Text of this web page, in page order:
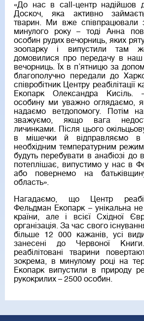
«До нас в call-центр надійшов
Доскоч, яка активно
тварин. Ми вже
минулого року – тоді Анна
особин рудих вечорниць, яких
зоопарку і випустили там
домовилися про передачу в
вечорниць. Їх в п’ятницю за
благополучно передали до
співробітник Центру реабілітації
Екопарк Олександра
особину ми уважно оглядаємо,
надаємо ветдопомогу. Потім
зважуємо, якщо вага
личинками. Після цього
в мішечки й відправляємо в
необхідним температурним
будуть перебувати в анабіозі до
потеплішає, випустимо у нас в
або повернемо на
область».
Нагадаємо, що Центр
Фельдман Екопарк – унікальна
країни, але і всієї Східної
організація. За час свого
більше 12 000 кажанів, усі
занесені до Червоної
реабілітовані тварини
зокрема, в минулому році на
Екопарк випустили в природу
рукокрилих – 2500 особин.